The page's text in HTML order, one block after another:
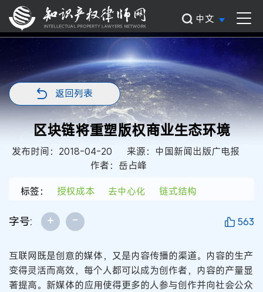
中文
返回列表
区块链将重塑版权商业生态环境
发布时间：2018-04-20
来源：中国新闻出版广电报
作者：岳占峰
标签：
授权成本 去中心化 链式结构
字号: + - 563
互联网既是创意的媒体，又是内容传播的渠道。内容的生产
变得灵活而高效，每个人都可以成为创作者，内容的产量显
著提高。新媒体的应用使得更多的人参与创作并向社会公众